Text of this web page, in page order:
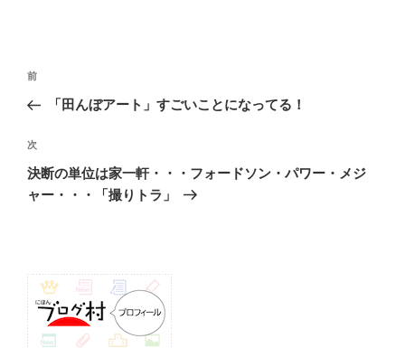
投
ナ
ビ
ゲ
ー
前
の
稿
前
「田んぼアート」すごいことになってる！
次
の
投
次
決断の単位は家一軒・・・フォードソン・パワー・メジ
ャー・・・「撮りトラ」